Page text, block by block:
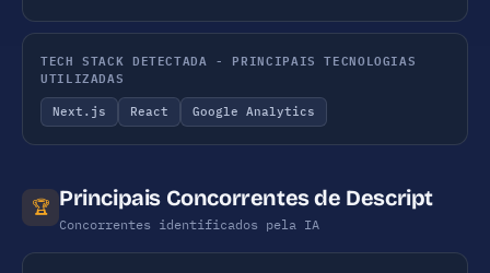
TECH STACK DETECTADA - PRINCIPAIS TECNOLOGIAS
UTILIZADAS
Next.js React Google Analytics
🏆 Principais Concorrentes de Descript
Concorrentes identificados pela IA